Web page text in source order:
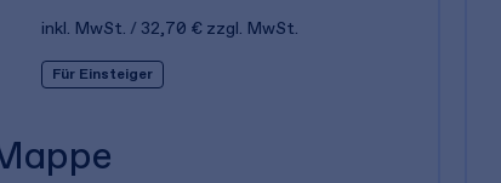
inkl. MwSt. 32,70 € zzgl. MwSt.
Für Einsteiger